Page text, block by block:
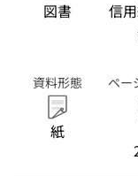
図書
信
資料形態
紙
ペー